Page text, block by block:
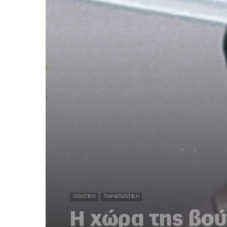
ΠΟΛΙΤΙΚΉ ΠΑΡΑΠΟΛΙΤΙΚΉ
Η χώρα της